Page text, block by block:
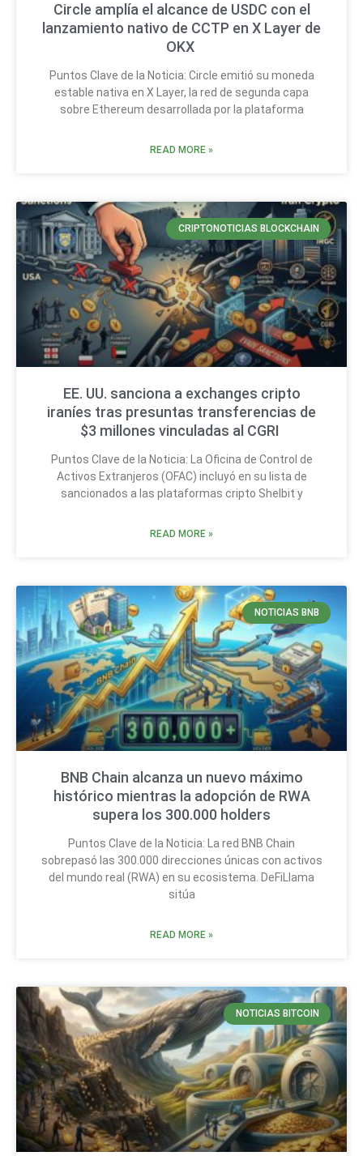
Circle amplía el alcance de USDC con el
lanzamiento nativo de CCTP en X Layer de
OKX
Puntos Clave de la Noticia: Circle emitió su moneda
estable nativa en X Layer, la red de segunda capa
sobre Ethereum desarrollada por la plataforma
READ MORE »
CRIPTONOTICIAS BLOCKCHAIN
EE. UU. sanciona a exchanges cripto
iraníes tras presuntas transferencias de
$3 millones vinculadas al CGRI
Puntos Clave de la Noticia: La Oficina de Control de
Activos Extranjeros (OFAC) incluyó en su lista de
sancionados a las plataformas cripto Shelbit y
READ MORE »
NOTICIAS BNB
BNB Chain alcanza un nuevo máximo
histórico mientras la adopción de RWA
supera los 300.000 holders
Puntos Clave de la Noticia: La red BNB Chain
sobrepasó las 300.000 direcciones únicas con activos
del mundo real (RWA) en su ecosistema. DeFiLlama
sitúa
READ MORE »
NOTICIAS BITCOIN